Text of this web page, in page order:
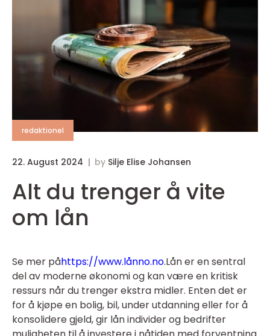
redaktionel
22. August 2024 by Silje Elise Johansen
Alt du trenger å vite
om lån
Se mer påhttps://www.lånno.no.Lån er en sentral
del av moderne økonomi og kan være en kritisk
ressurs når du trenger ekstra midler. Enten det er
for å kjøpe en bolig, bil, under utdanning eller for å
konsolidere gjeld, gir lån individer og bedrifter